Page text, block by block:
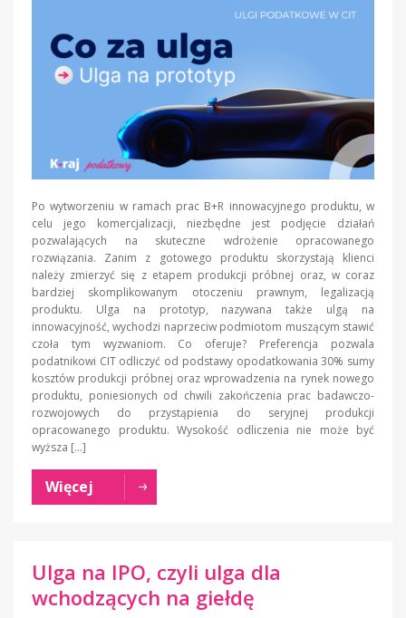
Po wytworzeniu w ramach prac B+R innowacyjnego produktu, w
celu jego komercjalizacji, niezbędne jest podjęcie działań
pozwalających na skuteczne wdrożenie opracowanego
rozwiązania. Zanim z gotowego produktu skorzystają klienci
należy zmierzyć się z etapem produkcji próbnej oraz, w coraz
bardziej skomplikowanym otoczeniu prawnym, legalizacją
produktu. Ulga na prototyp, nazywana także ulgą na
innowacyjność, wychodzi naprzeciw podmiotom muszącym stawić
czoła tym wyzwaniom. Co oferuje? Preferencja pozwala
podatnikowi CIT odliczyć od podstawy opodatkowania 30% sumy
kosztów produkcji próbnej oraz wprowadzenia na rynek nowego
produktu, poniesionych od chwili zakończenia prac badawczo-
rozwojowych do przystąpienia do seryjnej produkcji
opracowanego produktu. Wysokość odliczenia nie może być
wyższa […]
Więcej
Ulga na IPO, czyli ulga dla
wchodzących na giełdę